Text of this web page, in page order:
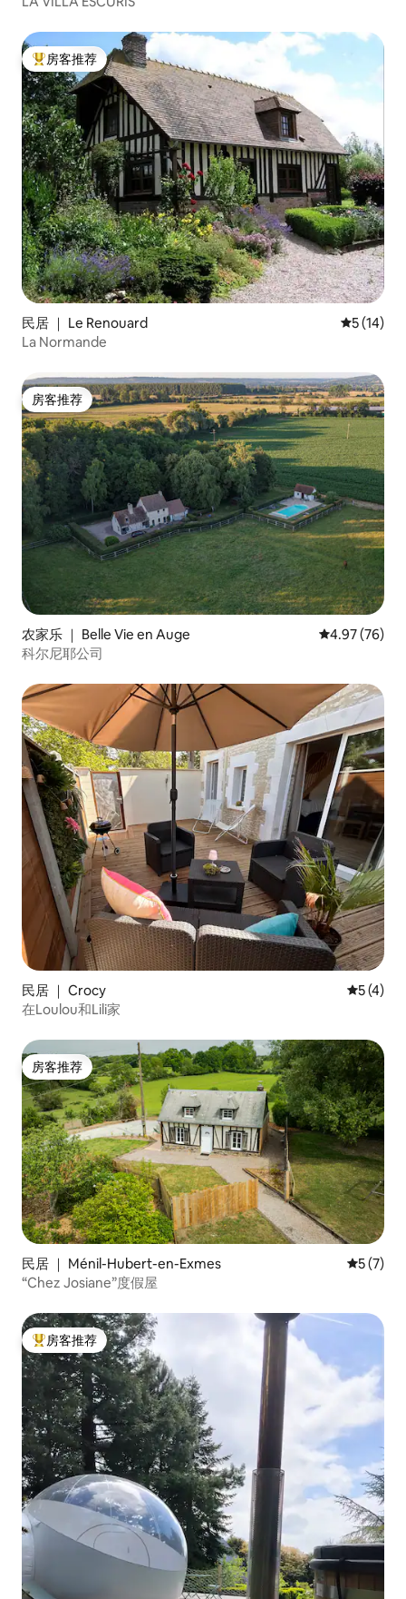
热门「房客推荐」
房客推荐
民居 ｜ Le Renouard 平均评分
5 (14)
La Normande
房客推荐
房客推荐
农家乐 ｜ Belle Vie en Auge 平均评分
4.97 (76)
科尔尼耶公司
民居 ｜ Crocy 平均评分
5 (4)
在Loulou和Lili家
房客推荐
房客推荐
民居 ｜ Ménil-Hubert-en-Exmes 平均评分
5 (7)
“Chez Josiane”度假屋
热门「房客推荐」
房客推荐